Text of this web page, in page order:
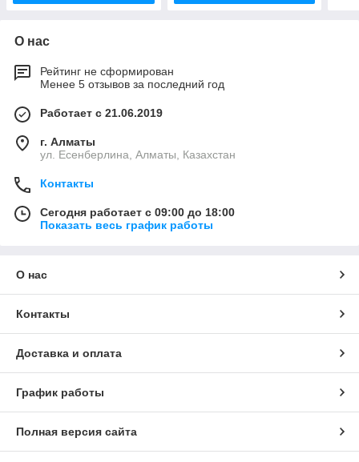
О нас
Рейтинг не сформирован
Менее 5 отзывов за последний год
Работает с 21.06.2019
г. Алматы
ул. Есенберлина, Алматы, Казахстан
Контакты
Сегодня работает с 09:00 до 18:00
Показать весь график работы
О нас
Контакты
Доставка и оплата
График работы
Полная версия сайта